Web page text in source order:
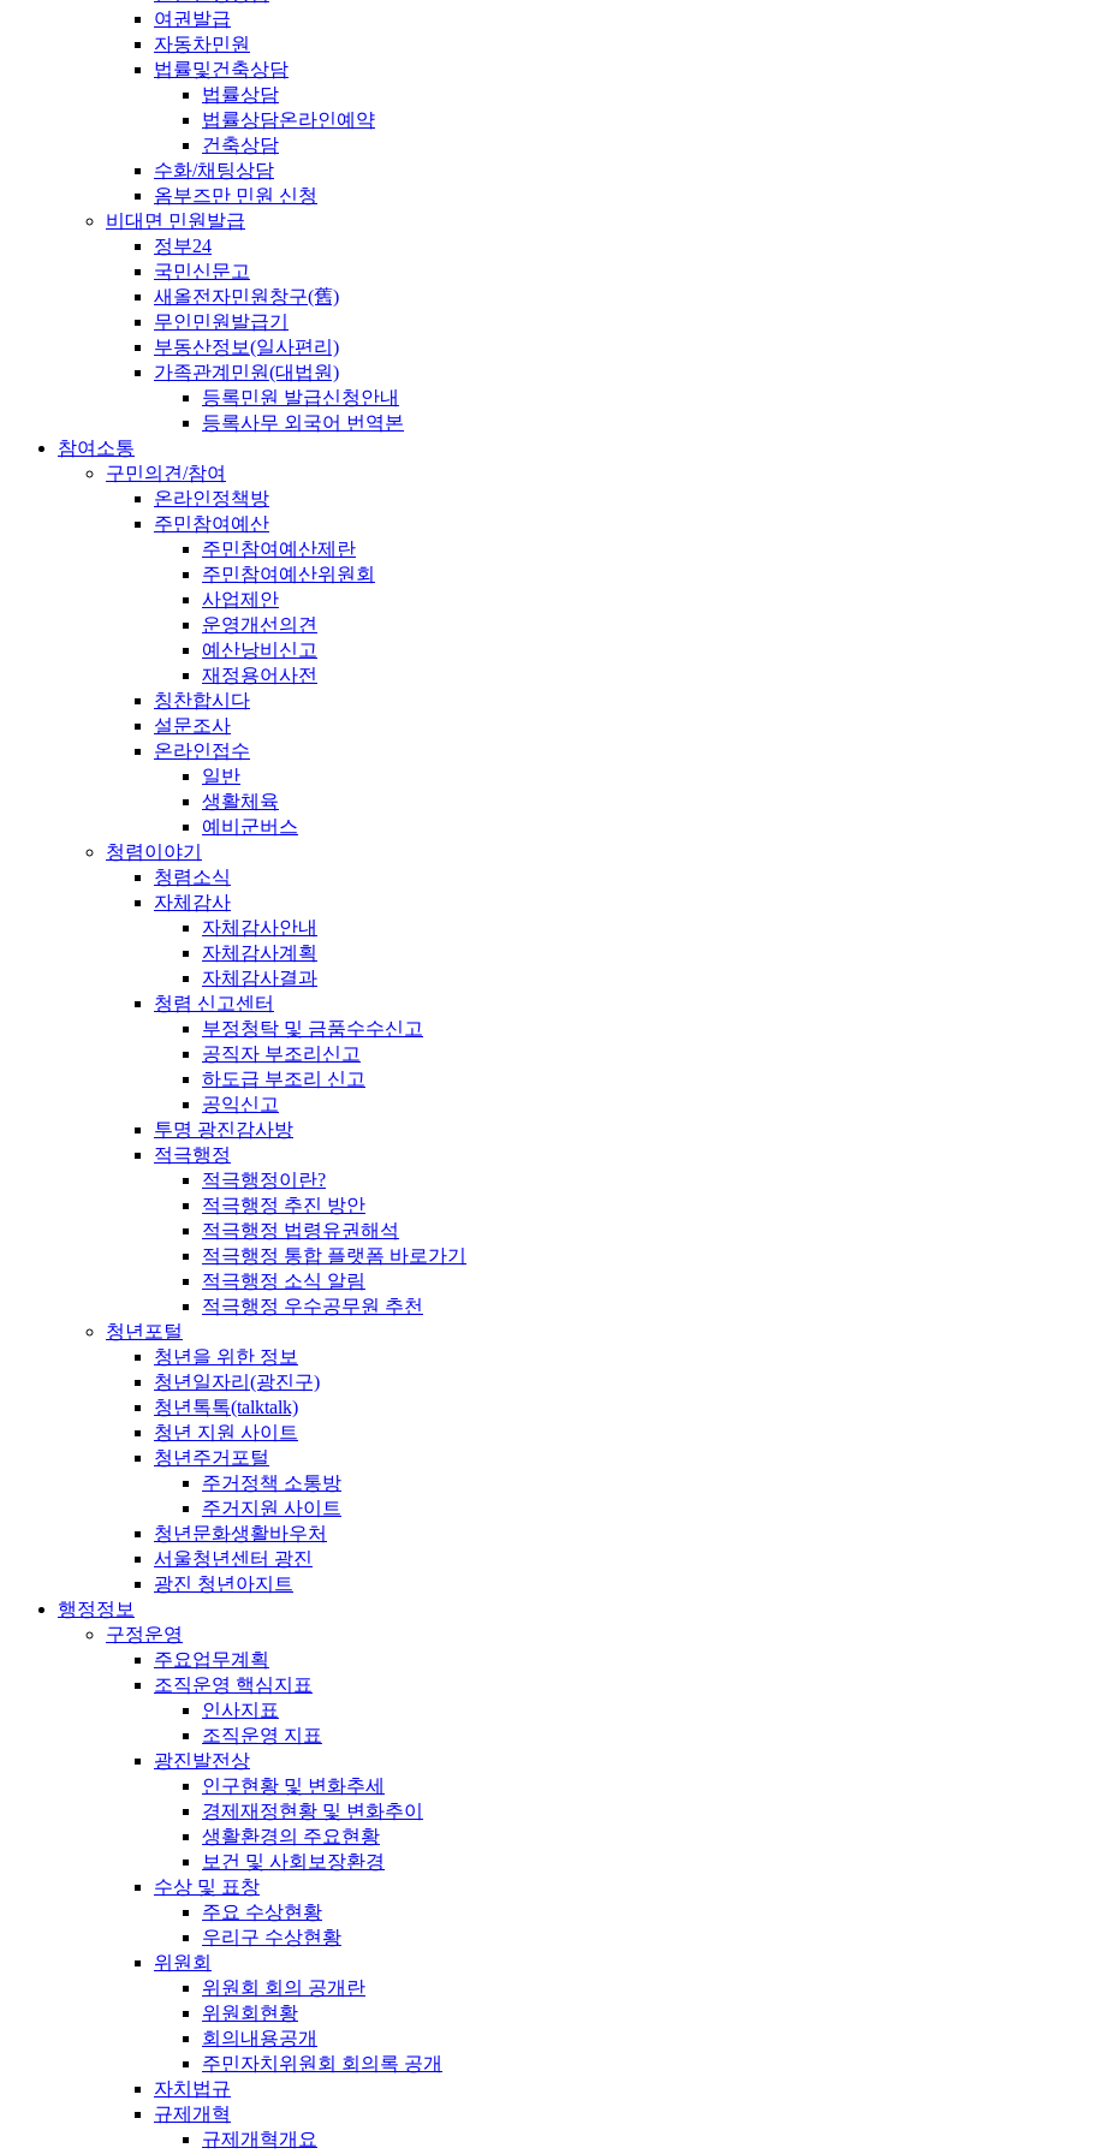
여권발급
자동차민원
법률및건축상담
법률상담
법률상담온라인예약
건축상담
수화/채팅상담
옴부즈만 민원 신청
비대면 민원발급
정부24
국민신문고
새올전자민원창구(舊)
무인민원발급기
부동산정보(일사편리)
가족관계민원(대법원)
등록민원 발급신청안내
등록사무 외국어 번역본
참여소통
구민의견/참여
온라인정책방
주민참여예산
주민참여예산제란
주민참여예산위원회
사업제안
운영개선의견
예산낭비신고
재정용어사전
칭찬합시다
설문조사
온라인접수
일반
생활체육
예비군버스
청렴이야기
청렴소식
자체감사
자체감사안내
자체감사계획
자체감사결과
청렴 신고센터
부정청탁 및 금품수수신고
공직자 부조리신고
하도급 부조리 신고
공익신고
투명 광진감사방
적극행정
적극행정이란?
적극행정 추진 방안
적극행정 법령유권해석
적극행정 통합 플랫폼 바로가기
적극행정 소식 알림
적극행정 우수공무원 추천
청년포털
청년을 위한 정보
청년일자리(광진구)
청년톡톡(talktalk)
청년 지원 사이트
청년주거포털
주거정책 소통방
주거지원 사이트
청년문화생활바우처
서울청년센터 광진
광진 청년아지트
행정정보
구정운영
주요업무계획
조직운영 핵심지표
인사지표
조직운영 지표
광진발전상
인구현황 및 변화추세
경제재정현황 및 변화추이
생활환경의 주요현황
보건 및 사회보장환경
수상 및 표창
주요 수상현황
우리구 수상현황
위원회
위원회 회의 공개란
위원회현황
회의내용공개
주민자치위원회 회의록 공개
자치법규
규제개혁
규제개혁개요